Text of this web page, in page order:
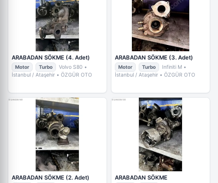
ARABADAN SÖKME (4. Adet)
Motor Turbo Volvo S80 •
İstanbul / Ataşehir • ÖZGÜR OTO
ARABADAN SÖKME (3. Adet)
Motor Turbo Infiniti M •
İstanbul / Ataşehir • ÖZGÜR OTO
ARABADAN SÖKME (2. Adet) ARABADAN SÖKME